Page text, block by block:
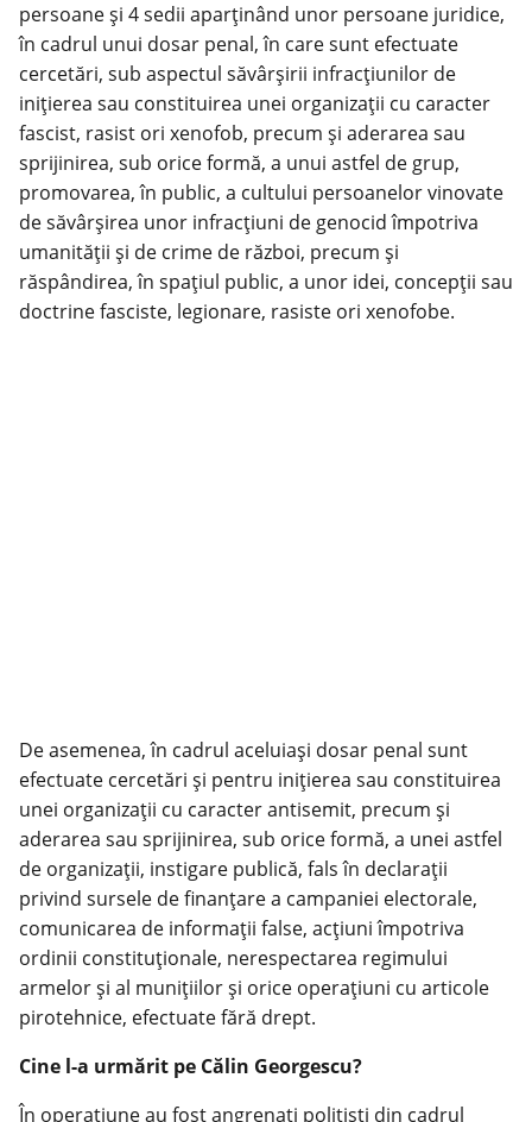
persoane și 4 sedii aparținând unor persoane juridice,
în cadrul unui dosar penal, în care sunt efectuate
cercetări, sub aspectul săvârșirii infracțiunilor de
inițierea sau constituirea unei organizații cu caracter
fascist, rasist ori xenofob, precum și aderarea sau
sprijinirea, sub orice formă, a unui astfel de grup,
promovarea, în public, a cultului persoanelor vinovate
de săvârșirea unor infracțiuni de genocid împotriva
umanității și de crime de război, precum și
răspândirea, în spațiul public, a unor idei, concepții sau
doctrine fasciste, legionare, rasiste ori xenofobe.
De asemenea, în cadrul aceluiași dosar penal sunt
efectuate cercetări și pentru inițierea sau constituirea
unei organizații cu caracter antisemit, precum și
aderarea sau sprijinirea, sub orice formă, a unei astfel
de organizații, instigare publică, fals în declarații
privind sursele de finanțare a campaniei electorale,
comunicarea de informații false, acțiuni împotriva
ordinii constituționale, nerespectarea regimului
armelor și al munițiilor și orice operațiuni cu articole
pirotehnice, efectuate fără drept.
Cine l-a urmărit pe Călin Georgescu?
În operațiune au fost angrenați polițiști din cadrul